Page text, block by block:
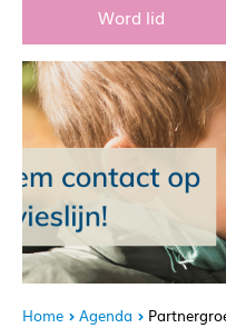
Word lid
Home Agenda